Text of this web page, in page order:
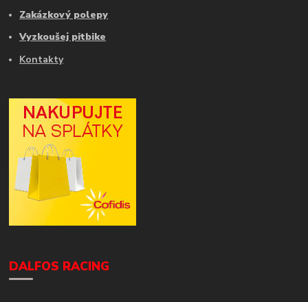
Zakázkový polepy
Vyzkoušej pitbike
Kontakty
DALFOS RACING